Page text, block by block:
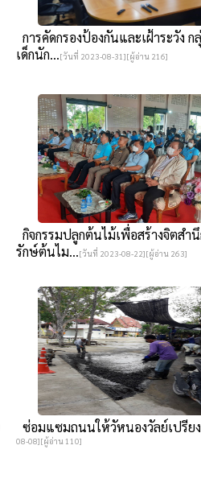
การคัดกรองป้องกันและเฝ้าระวัง ก
เด็กนัก...[วันที่ 2023-08-31][ผู้อ่าน 216]
กิจกรรมปลูกต้นไม้เพื่อสร้างจิตสำ
รักษ์ต้นไม...[วันที่ 2023-08-22][ผู้อ่าน 263]
ซ่อมแซมถนนให้วัหนองวัลย์เปรียง
08-08][ผู้อ่าน 110]